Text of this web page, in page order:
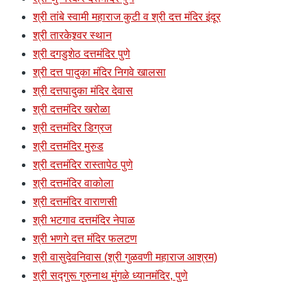
श्री तांबे स्वामी महाराज कुटी व श्री दत्त मंदिर इंदूर
श्री तारकेश्र्वर स्थान
श्री दगडुशेठ दत्तमंदिर पुणे
श्री दत्त पादुका मंदिर निगवे खालसा
श्री दत्तपादुका मंदिर देवास
श्री दत्तमंदिर खरोळा
श्री दत्तमंदिर डिग्रज
श्री दत्तमंदिर मुरुड
श्री दत्तमंदिर रास्तापेठ पुणे
श्री दत्तमंदिर वाकोला
श्री दत्तमंदिर वाराणसी
श्री भटगाव दत्तमंदिर नेपाळ
श्री भणगे दत्त मंदिर फलटण
श्री वासुदेवनिवास (श्री गुळवणी महाराज आश्रम)
श्री सद्गुरू गुरुनाथ मुंगळे ध्यानमंदिर, पुणे